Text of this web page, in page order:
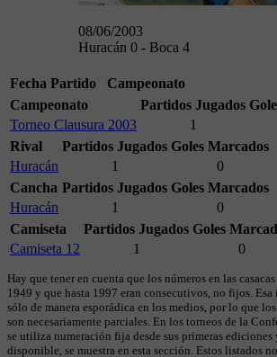
08/06/2003
Huracán 0 - Boca 4
Fecha Partido
Campeonato
Campeonato
Partidos Jugados
Torneo Clausura 2003
1
Rival
Partidos Jugados Goles Marcados
Huracán
1
0
Cancha Partidos Jugados Goles Marcados
Huracán
1
0
Camiseta
Partidos Jugados Goles
Camiseta 12
1 0
Hay que tener en cuenta que los números en las
1949 y que hasta 1997 eran consecutivos, no fijos.
sólo de manera esporádica en los medios, por lo que
son necesariamente parciales. En los torneos de la
se utiliza numeración fija desde sus primeras ediciones
disponible, se muestra en esta sección. Estos listados